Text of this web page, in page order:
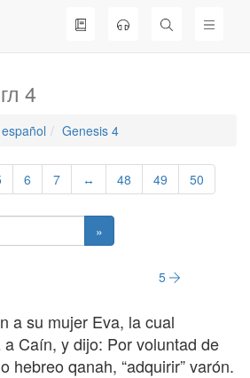
гл 4
Genesis 4
6 7 ↔ 48 49 50
»
5
a su mujer Eva, la cual
Caín, y dijo: Por voluntad de
hebreo qanah, “adquirir” varón.